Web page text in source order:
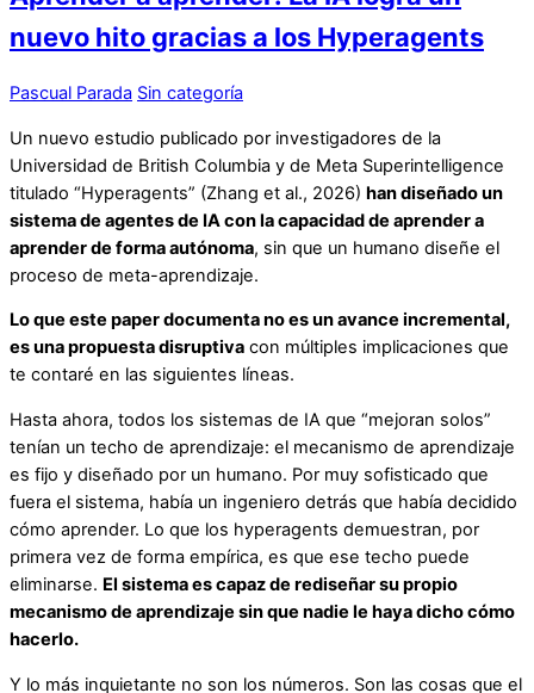
nuevo hito gracias a los Hyperagents
Pascual Parada Sin categoría
Un nuevo estudio publicado por investigadores de la
Universidad de British Columbia y de Meta Superintelligence
titulado “Hyperagents” (Zhang et al., 2026) han diseñado un
sistema de agentes de IA con la capacidad de aprender a
aprender de forma autónoma, sin que un humano diseñe el
proceso de meta-aprendizaje.
Lo que este paper documenta no es un avance incremental,
es una propuesta disruptiva con múltiples implicaciones que
te contaré en las siguientes líneas.
Hasta ahora, todos los sistemas de IA que “mejoran solos”
tenían un techo de aprendizaje: el mecanismo de aprendizaje
es fijo y diseñado por un humano. Por muy sofisticado que
fuera el sistema, había un ingeniero detrás que había decidido
cómo aprender. Lo que los hyperagents demuestran, por
primera vez de forma empírica, es que ese techo puede
eliminarse. El sistema es capaz de rediseñar su propio
mecanismo de aprendizaje sin que nadie le haya dicho cómo
hacerlo.
Y lo más inquietante no son los números. Son las cosas que el